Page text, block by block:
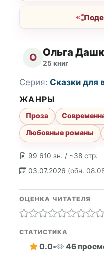
О Ольга
25 книг
99 610 зн. / ~38 стр.
03.07.2026 (обн.
Серия: Сказки для
ЖАНРЫ
Проза
Любовные романы
ОЦЕНКА ЧИТАТЕЛЯ
СТАТИСТИКА
0.0• 46